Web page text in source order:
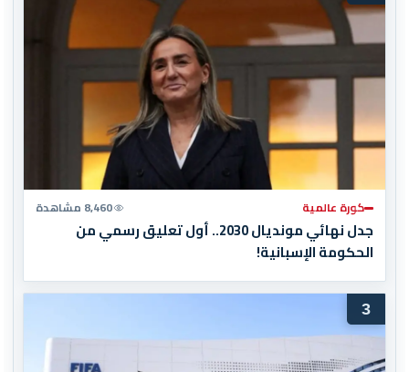
كورة عالمية 8,460 مشاهدة
جدل نهائي مونديال 2030.. أول تعليق رسمي من
الحكومة الإسبانية!
3